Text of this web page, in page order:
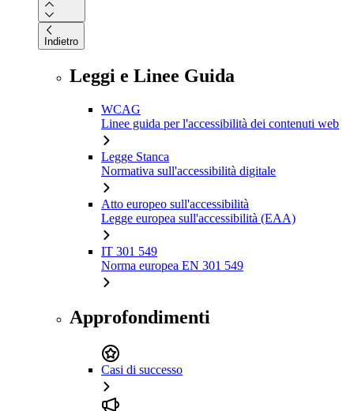
Indietro
Leggi e Linee Guida
WCAG
Linee guida per l'accessibilità dei contenuti web
Legge Stanca
Normativa sull'accessibilità digitale
Atto europeo sull'accessibilità
Legge europea sull'accessibilità (EAA)
IT 301 549
Norma europea EN 301 549
Approfondimenti
Casi di successo